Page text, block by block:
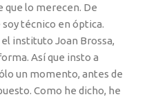
que lo merecen. De
técnico en óptica.
instituto Joan Brossa,
Así que insto a
un momento, antes de
Como he dicho, he